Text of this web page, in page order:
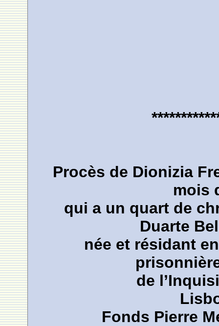
Procès de Dionizia
mois
qui a un quart de
Duarte
née et résidant
de
Fonds Pierre